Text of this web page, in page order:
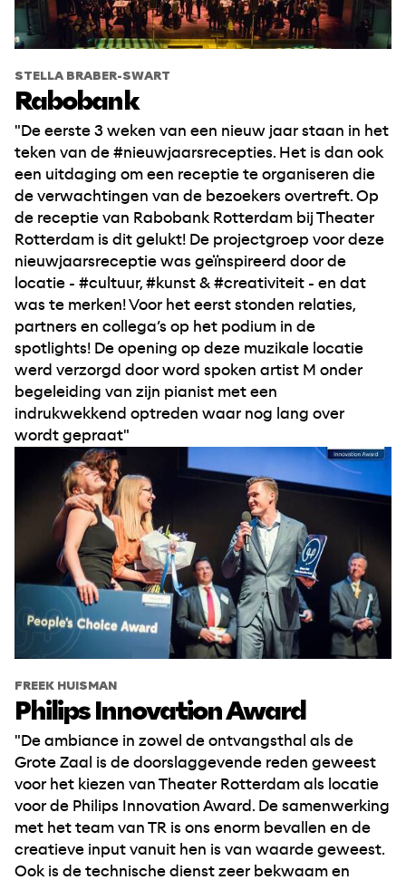
STELLA BRABER-SWART
Rabobank
"De eerste 3 weken van een nieuw jaar staan in het
teken van de #nieuwjaarsrecepties. Het is dan ook
een uitdaging om een receptie te organiseren die
de verwachtingen van de bezoekers overtreft. Op
de receptie van Rabobank Rotterdam bij Theater
Rotterdam is dit gelukt! De projectgroep voor deze
nieuwjaarsreceptie was geïnspireerd door de
locatie - #cultuur, #kunst & #creativiteit - en dat
was te merken! Voor het eerst stonden relaties,
partners en collega’s op het podium in de
spotlights! De opening op deze muzikale locatie
werd verzorgd door word spoken artist M onder
begeleiding van zijn pianist met een
indrukwekkend optreden waar nog lang over
wordt gepraat"
FREEK HUISMAN
Philips Innovation Award
"De ambiance in zowel de ontvangsthal als de
Grote Zaal is de doorslaggevende reden geweest
voor het kiezen van Theater Rotterdam als locatie
voor de Philips Innovation Award. De samenwerking
met het team van TR is ons enorm bevallen en de
creatieve input vanuit hen is van waarde geweest.
Ook is de technische dienst zeer bekwaam en